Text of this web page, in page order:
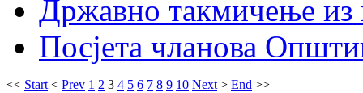
Државно такмичење из
Посјета чланова
<< Start< Prev 1 2 3 4 5 6 7 8 9 10 Next> End >>